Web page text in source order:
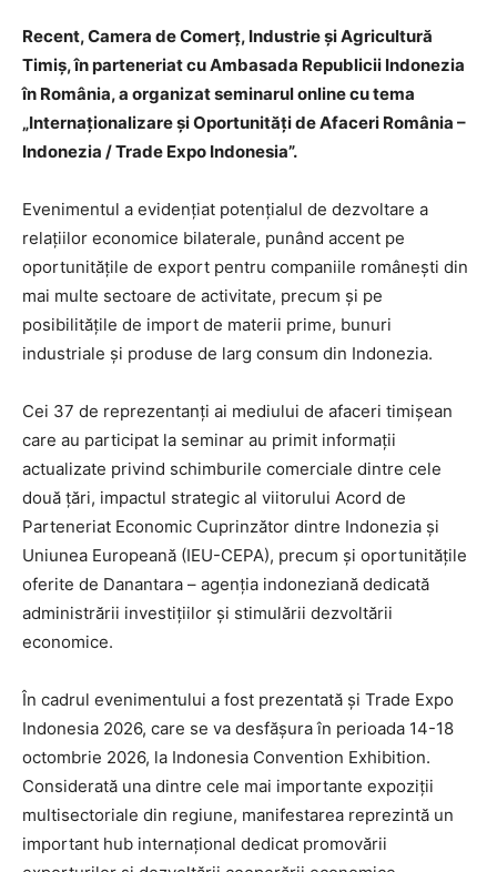
Recent, Camera de Comerț, Industrie și Agricultură
Timiș, în parteneriat cu Ambasada Republicii Indonezia
în România, a organizat seminarul online cu tema
„Internaționalizare și Oportunități de Afaceri România –
Indonezia / Trade Expo Indonesia”.
Evenimentul a evidențiat potențialul de dezvoltare a
relațiilor economice bilaterale, punând accent pe
oportunitățile de export pentru companiile românești din
mai multe sectoare de activitate, precum și pe
posibilitățile de import de materii prime, bunuri
industriale și produse de larg consum din Indonezia.
Cei 37 de reprezentanți ai mediului de afaceri timișean
care au participat la seminar au primit informații
actualizate privind schimburile comerciale dintre cele
două țări, impactul strategic al viitorului Acord de
Parteneriat Economic Cuprinzător dintre Indonezia și
Uniunea Europeană (IEU-CEPA), precum și oportunitățile
oferite de Danantara – agenția indoneziană dedicată
administrării investițiilor și stimulării dezvoltării
economice.
În cadrul evenimentului a fost prezentată și Trade Expo
Indonesia 2026, care se va desfășura în perioada 14-18
octombrie 2026, la Indonesia Convention Exhibition.
Considerată una dintre cele mai importante expoziții
multisectoriale din regiune, manifestarea reprezintă un
important hub internațional dedicat promovării